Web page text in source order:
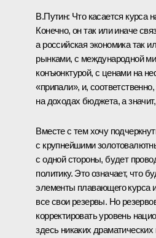
В.Путин: Что касается курса
Конечно, он так или иначе
а российская экономика так
рынками, с международной
конъюнктурой, с ценами на
«припали», и,
на доходах бюджета, а
Вместе с тем хочу
с крупнейшими
с одной стороны, будет
политику. Это означает, что
элементы плавающего курса
все свои резервы. Но
корректировать уровень
здесь никаких